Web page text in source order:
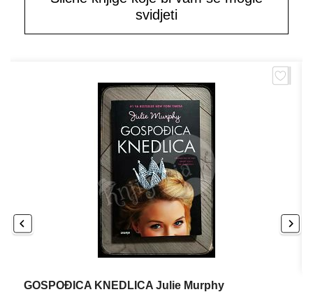
svidjeti
GOSPOĐICA KNEDLICA Julie Murphy